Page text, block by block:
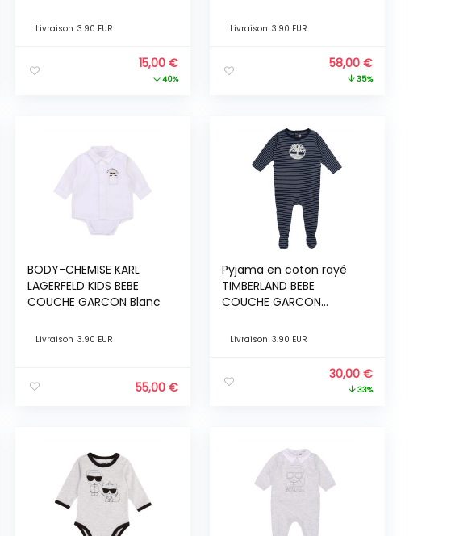
Livraison 3.90 EUR
15,00 €
40%
Livraison 3.90 EUR
58,00 €
35%
BODY-CHEMISE KARL
LAGERFELD KIDS BEBE
COUCHE GARCON Blanc
Livraison 3.90 EUR
55,00 €
Pyjama en coton rayé
TIMBERLAND BEBE
COUCHE GARCON
Livraison 3.90 EUR
30,00 €
33%